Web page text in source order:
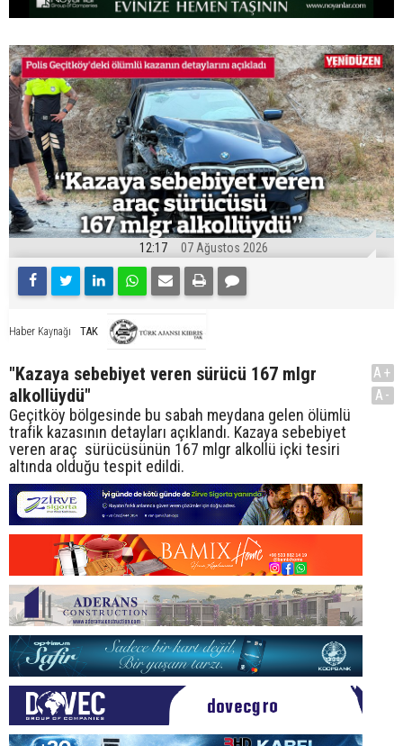
12:17 07 Ağustos 2026
Haber Kaynağı TAK
"Kazaya sebebiyet veren sürücü 167 mlgr
alkollüydü"
Geçitköy bölgesinde bu sabah meydana gelen ölümlü
trafik kazasının detayları açıklandı. Kazaya sebebiyet
veren araç sürücüsünün 167 mlgr alkollü içki tesiri
altında olduğu tespit edildi.
A+
A-